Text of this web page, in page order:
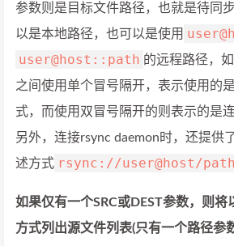
参数则是目标文件路径，也就是待同
以是本地路径，也可以是使用
user@host::path 的远程路径，
之间使用单个冒号隔开，表示使用的
式，而使用双冒号隔开的则表示的是
另外，连接rsync daemon时，还提供
述方式 rsync://user@host/path
如果仅有一个SRC或DEST参数，则将
方式列出源文件列表(只有一个路径参